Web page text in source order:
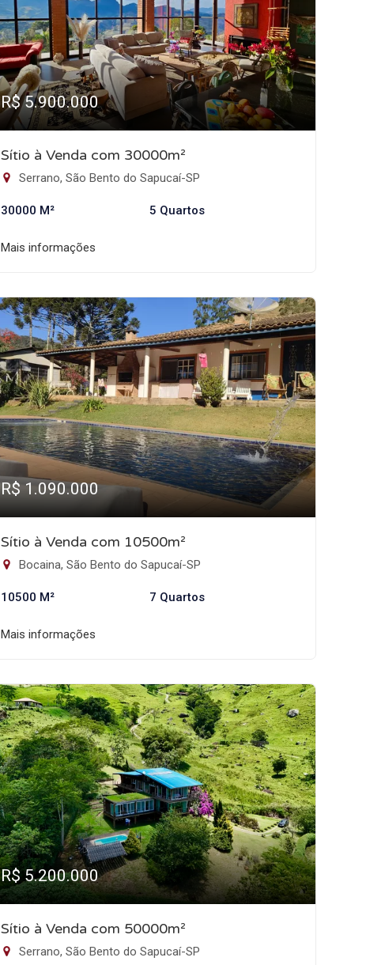
R$ 5.900.000
Sítio à Venda com 30000m²
Serrano, São Bento do Sapucaí-SP
30000 M² 5 Quartos
Mais informações
R$ 1.090.000
Sítio à Venda com 10500m²
Bocaina, São Bento do Sapucaí-SP
10500 M² 7 Quartos
Mais informações
R$ 5.200.000
Sítio à Venda com 50000m²
Serrano, São Bento do Sapucaí-SP